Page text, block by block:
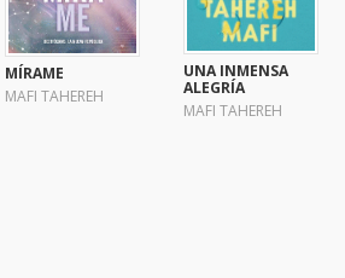
MÍRAME
MAFI TAHEREH
UNA INMENSA
ALEGRÍA
MAFI TAHEREH